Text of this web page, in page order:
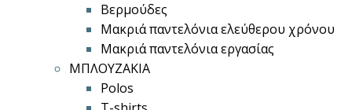
Βερμούδες
Μακριά παντελόνια ελεύθερου χρόνου
Μακριά παντελόνια εργασίας
ΜΠΛΟΥΖΑΚΙΑ
Polos